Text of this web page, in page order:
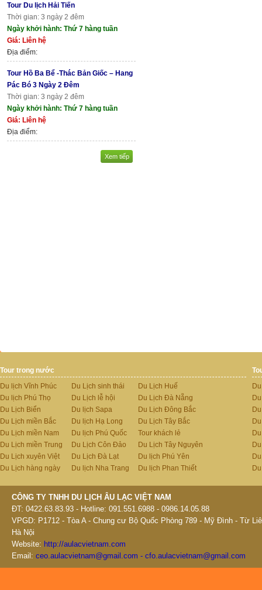
Tour Du lịch Hải Tiến
Thời gian: 3 ngày 2 đêm
Ngày khởi hành: Thứ 7 hàng tuần
Giá: Liên hệ
Địa điểm:
Tour Hồ Ba Bể -Thác Bản Giốc – Hang
Pác Bó 3 Ngày 2 Đêm
Thời gian: 3 ngày 2 đêm
Ngày khởi hành: Thứ 7 hàng tuần
Giá: Liên hệ
Địa điểm:
Xem tiếp
Tour trong nước
Du lịch Vĩnh Phúc
Du lịch Phú Thọ
Du Lịch Biển
Du Lịch miền Bắc
Du Lịch miền Nam
Du Lịch miền Trung
Du Lịch xuyên Việt
Du Lịch hàng ngày
Du Lịch sinh thái
Du Lịch lễ hội
Du lịch Sapa
Du lịch Hạ Long
Du lịch Phú Quốc
Du Lịch Côn Đảo
Du Lịch Đà Lạt
Du lịch Nha Trang
Du Lịch Huế
Du Lịch Đà Nẵng
Du Lịch Đông Bắc
Du Lịch Tây Bắc
Tour khách lẻ
Du Lịch Tây Nguyên
Du lịch Phú Yên
Du lịch Phan Thiết
CÔNG TY TNHH DU LỊCH ÂU LẠC VIỆT NAM
ĐT: 0422.63.83.93 - Hotline: 091.551.6988 - 0986.14.05.88
VPGD: P1712 - Tòa A - Chung cư Bộ Quốc Phòng 789 - Mỹ Đình - Từ
Hà Nội
Website: http://aulacvietnam.com
Email: ceo.aulacvietnam@gmail.com - cfo.aulacvietnam@gmail.com